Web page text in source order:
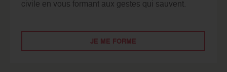
civile en vous formant aux gestes qui sauvent.
JE ME FORME